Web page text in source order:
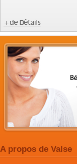
A propos de Valse